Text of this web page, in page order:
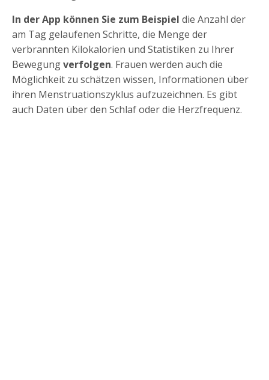
In der App können Sie zum Beispiel die Anzahl der
am Tag gelaufenen Schritte, die Menge der
verbrannten Kilokalorien und Statistiken zu Ihrer
Bewegungverfolgen. Frauen werden auch die
Möglichkeit zu schätzen wissen, Informationen über
ihren Menstruationszyklus aufzuzeichnen. Es gibt
auch Daten über den Schlaf oder die Herzfrequenz.